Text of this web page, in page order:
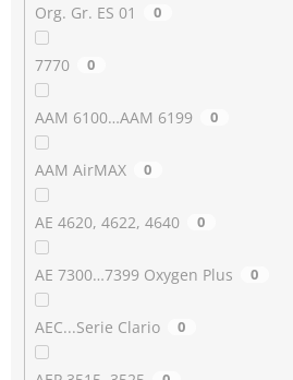
Org. Gr. ES 01 0
7770 0
AAM 6100…AAM 6199 0
AAM AirMAX 0
AE 4620, 4622, 4640 0
AE 7300…7399 Oxygen Plus 0
AEC...Serie Clario 0